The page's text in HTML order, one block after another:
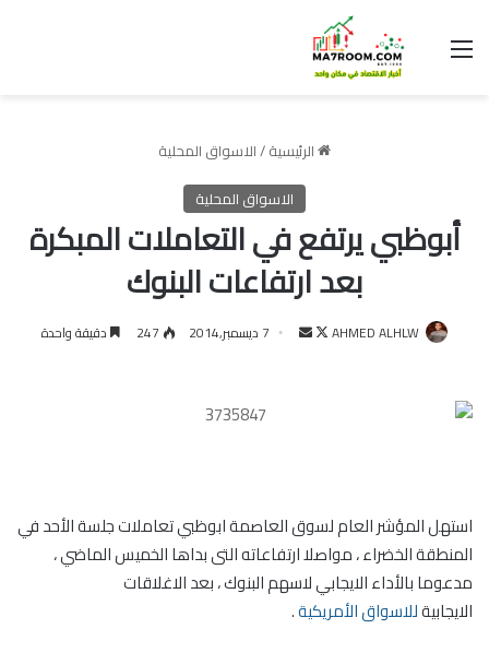
القائمة
الرئيسية/الاسواق المحلية
الاسواق المحلية
أبوظبي يرتفع في التعاملات المبكرة
بعد ارتفاعات البنوك
AHMED ALHLW
تابعأرسل 7 ديسمبر,2014 247 دقيقة واحدة
استهل المؤشر العام لسوق العاصمة ابوظبي تعاملات جلسة الأحد في
المنطقة الخضراء ، مواصلا ارتفاعاته التى بداها الخميس الماضي ،
مدعوما بالأداء الايجابي لاسهم البنوك ، بعد الاغلاقات
الايجابيةللاسواق الأمريكية.